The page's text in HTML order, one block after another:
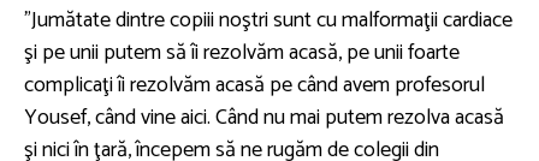
”Jumătate dintre copiii noştri sunt cu malformaţii cardiace
şi pe unii putem să îi rezolvăm acasă, pe unii foarte
complicaţi îi rezolvăm acasă pe când avem profesorul
Yousef, când vine aici. Când nu mai putem rezolva acasă
şi nici în ţară, începem să ne rugăm de colegii din